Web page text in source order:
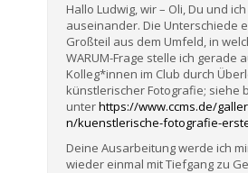
Hallo Ludwig, wir – Oli, Du und
auseinander. Die Unterschiede
Großteil aus dem Umfeld, in
WARUM-Frage stelle ich gerade
Kolleg*innen im Club durch
künstlerischer Fotografie; siehe
unterhttps://www.ccms.de/
n/kuenstlerische-fotografie-
Deine Ausarbeitung werde ich
wieder einmal mit Tiefgang zu